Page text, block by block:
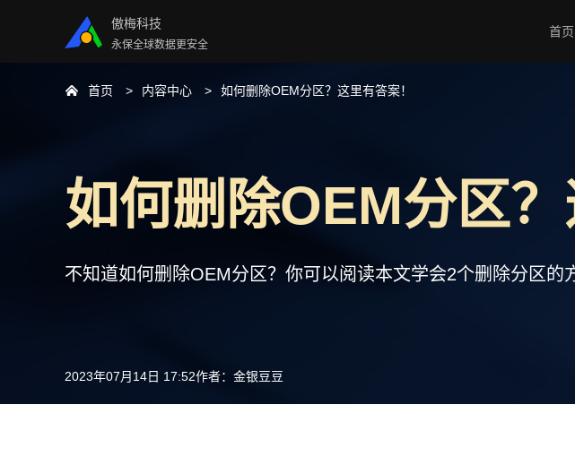
傲梅科技
永保全球数据更安全
首页
首页 内容中心 如何删除OEM分区？这里有答案！
如何删除OEM分区？
不知道如何删除OEM分区？你可以阅读本文学会2个删除分区的
2023年07月14日 17:52作者： 金银豆豆